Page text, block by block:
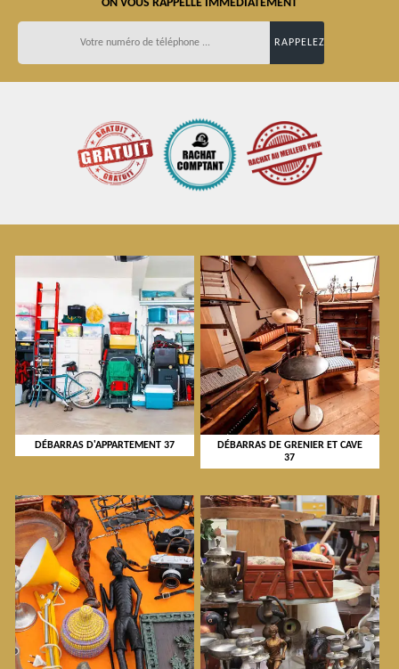
ON VOUS RAPPELLE IMMEDIATEMENT
DÉBARRAS D'APPARTEMENT 37
DÉBARRAS DE GRENIER ET CAVE
37